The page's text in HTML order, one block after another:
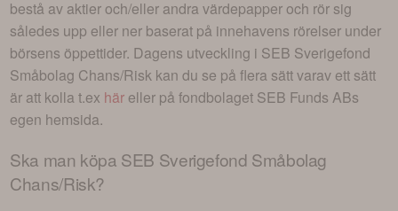
bestå av aktier och/eller andra värdepapper och rör sig
således upp eller ner baserat på innehavens rörelser under
börsens öppettider. Dagens utveckling i SEB Sverigefond
Småbolag Chans/Risk kan du se på flera sätt varav ett sätt
är att kolla t.ex här eller på fondbolaget SEB Funds ABs
egen hemsida.
Ska man köpa SEB Sverigefond Småbolag
Chans/Risk?